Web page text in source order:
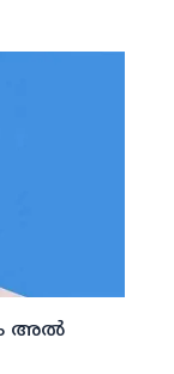
അല്‍